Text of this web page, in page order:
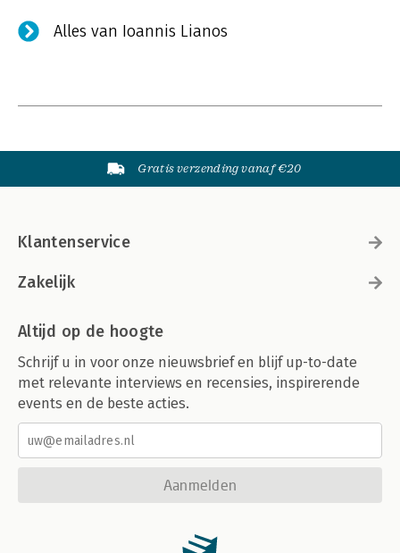
Alles van Ioannis Lianos
Gratis verzending vanaf €20
Klantenservice
Zakelijk
Altijd op de hoogte
Schrijf u in voor onze nieuwsbrief en blijf up-to-date
met relevante interviews en recensies, inspirerende
events en de beste acties.
Aanmelden